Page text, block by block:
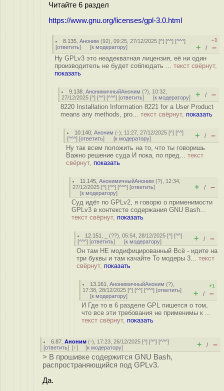
Читайте 6 раздел
https://www.gnu.org/licenses/gpl-3.0.html
8.135 ,Аноним (92), 09:25, 27/12/2025 [^] [^^] [^^^]
[ответить] [к модератору]
–1
+ / –
Ну GPLv3 это неадекватная лицензия, её ни один
производитель не будет соблюдать ... текст свёрнут,
показать
9.138 ,АнонимичныйАноним (?), 10:32,
27/12/2025 [^] [^^] [^^^] [ответить] [к модератору] + / –
8220 Installation Information 8221 for a User Product
means any methods, pro... текст свёрнут, показать
10.140 ,Аноним (-), 11:27, 27/12/2025 [^] [^^]
[^^^] [ответить] [к модератору] + / –
Ну так всем положить на то, что ты говоришь
Важно решение суда И пока, по пред... текст
свёрнут, показать
11.145 ,АнонимичныйАноним (?), 12:34,
27/12/2025 [^] [^^] [^^^] [ответить]
[к модератору]
+ / –
Суд идёт по GPLv2, я говорю о применимости
GPLv3 в контексте содержания GNU Bash...
текст свёрнут, показать
12.151 (??), 05:54, 28/12/2025 [^] [^^]
[^^^] [ответить] [к модератору] + / –
Он там НЕ модифицированный Всё - идите на
три буквы и там качайте То модеры 3... текст
свёрнут, показать
13.161 ,АнонимичныйАноним (?),
17:38, 28/12/2025 [^] [^^] [^^^] [ответить]
[к модератору]
+1
+ / –
И Где то в 6 разделе GPL пишется о том,
что все эти требования не применимы к ...
текст свёрнут, показать
6.87 ,Аноним (-), 17:23, 26/12/2025 [^] [^^] [^^^]
[ответить] [↑] [к модератору] + / –
> В прошивке содержится GNU Bash,
распространяющийся под GPLv3.
Да.